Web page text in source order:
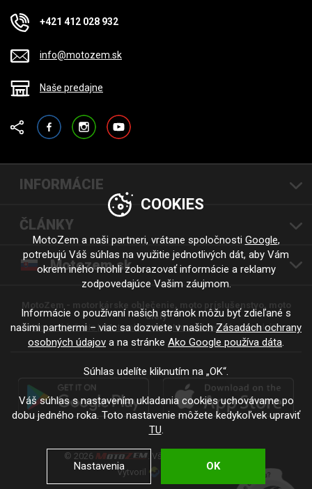
+421 412 028 932
info@motozem.sk
Naše predajne
FacebookInstagramYouTube
INFORMÁCIE
ČLÁNKY
Motozem.sk
MotoZem - motorkárske oblečenie, moto príslušenstvo, moto
diely
Moto oblečenie | Moto oblečení Moto oblečení - motorkáři
© 2026
. Všetky práva vyhradené.
Vytvoril
COOKIES
MotoZem a naši partneri, vrátane spoločnosti Google,
potrebujú Váš súhlas na využitie jednotlivých dát, aby Vám
okrem iného mohli zobrazovať informácie a reklamy
zodpovedajúce Vašim záujmom.
Informácie o používaní našich stránok môžu byť zdieľané s
našimi partnermi – viac sa dozviete v našich Zásadách ochrany
osobných údajov a na stránke Ako Google používa dáta.
Súhlas udelíte kliknutím na „OK“.
Váš súhlas s nastavením ukladania cookies uchovávame po
dobu jedného roka. Toto nastavenie môžete kedykoľvek upraviť
TU.
Nastavenia OK